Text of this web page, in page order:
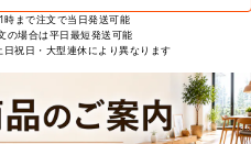
時まで注文で当日発送可能
の場合は平日最短発送可能
祝日・大型連休により異なります